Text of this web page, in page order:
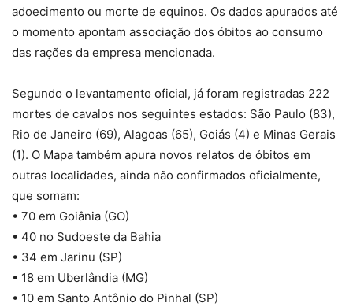
adoecimento ou morte de equinos. Os dados apurados até
o momento apontam associação dos óbitos ao consumo
das rações da empresa mencionada.
Segundo o levantamento oficial, já foram registradas 222
mortes de cavalos nos seguintes estados: São Paulo (83),
Rio de Janeiro (69), Alagoas (65), Goiás (4) e Minas Gerais
(1). O Mapa também apura novos relatos de óbitos em
outras localidades, ainda não confirmados oficialmente,
que somam:
• 70 em Goiânia (GO)
• 40 no Sudoeste da Bahia
• 34 em Jarinu (SP)
• 18 em Uberlândia (MG)
• 10 em Santo Antônio do Pinhal (SP)